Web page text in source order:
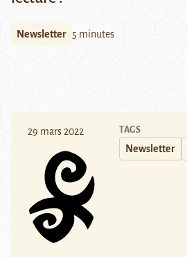
Newsletter 5 minutes
29 mars 2022 TAGS
Newsletter